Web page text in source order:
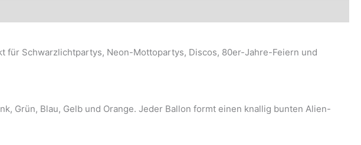
Schwarzlichtpartys, Neon-Mottopartys, Discos, 80er-Jahre-Feiern und
Grün, Blau, Gelb und Orange. Jeder Ballon formt einen knallig bunten Alien-